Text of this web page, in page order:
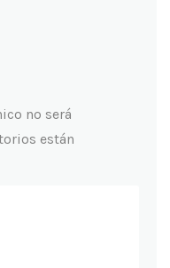
no será
están